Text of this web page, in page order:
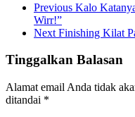
Previous Kalo
Wirr!”
Next Finishing Kilat
Tinggalkan Balasan
Alamat email Anda tidak
ditandai *